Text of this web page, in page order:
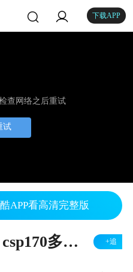
下载APP
查网络之后重试
试
APP看高清完整版
Yamaha CSP150、csp170多功能电钢琴演示——键盘中国论坛 +追